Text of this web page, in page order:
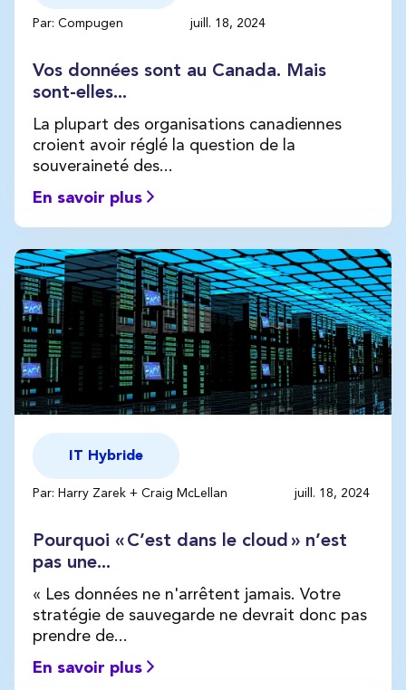
Par: Compugen juill. 18, 2024
Vos données sont au Canada. Mais
sont-elles...
La plupart des organisations canadiennes
croient avoir réglé la question de la
souveraineté des...
En savoir plus
IT Hybride
Par: Harry Zarek + Craig McLellan juill. 18, 2024
Pourquoi « C’est dans le cloud » n’est
pas une...
« Les données ne n'arrêtent jamais. Votre
stratégie de sauvegarde ne devrait donc pas
prendre de...
En savoir plus